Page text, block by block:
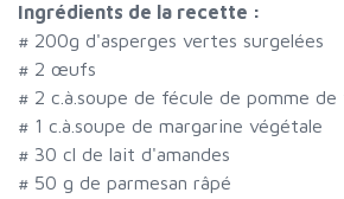
Ingrédients de la recette :
# 200g d'asperges vertes surgelées
# 2 œufs
# 2 c.à.soupe de fécule de pomme de
# 1 c.à.soupe de margarine végétale
# 30 cl de lait d'amandes
# 50 g de parmesan râpé